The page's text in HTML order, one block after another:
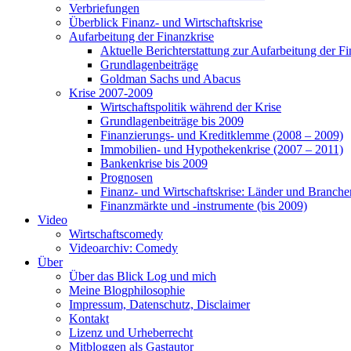
Verbriefungen
Überblick Finanz- und Wirtschaftskrise
Aufarbeitung der Finanzkrise
Aktuelle Berichterstattung zur Aufarbeitung der
Grundlagenbeiträge
Goldman Sachs und Abacus
Krise 2007-2009
Wirtschaftspolitik während der Krise
Grundlagenbeiträge bis 2009
Finanzierungs- und Kreditklemme (2008 – 2009)
Immobilien- und Hypothekenkrise (2007 – 2011)
Bankenkrise bis 2009
Prognosen
Finanz- und Wirtschaftskrise: Länder und
Finanzmärkte und -instrumente (bis 2009)
Video
Wirtschaftscomedy
Videoarchiv: Comedy
Über
Über das Blick Log und mich
Meine Blogphilosophie
Impressum, Datenschutz, Disclaimer
Kontakt
Lizenz und Urheberrecht
Mitbloggen als Gastautor